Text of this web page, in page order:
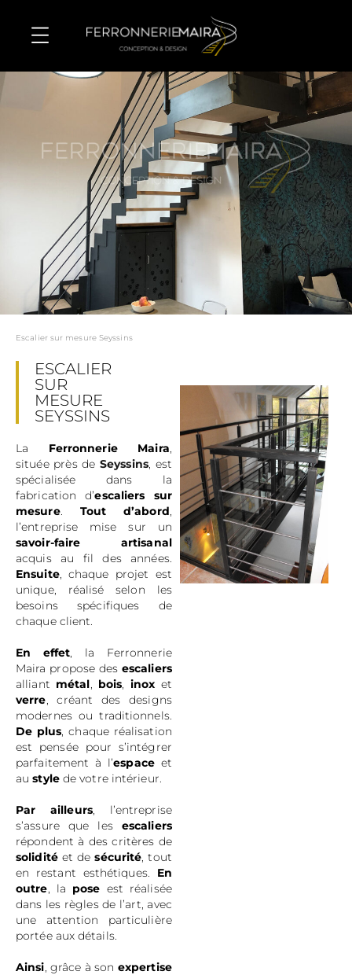
Escalier sur mesure Seyssins
ESCALIER
SUR
MESURE
SEYSSINS
La Ferronnerie Maira,
située près deSeyssins, est
spécialisée dans la
fabrication d’escaliers sur
mesure. Tout d’abord,
l’entreprise mise sur un
savoir-faire artisanal
acquis au fil des années.
Ensuite, chaque projet est
unique, réalisé selon les
besoins spécifiques de
chaque client.
En effet, la Ferronnerie
Maira propose des escaliers
alliant métal, bois, inox et
verre, créant des designs
modernes ou traditionnels.
De plus, chaque réalisation
est pensée pour s’intégrer
parfaitement à l’espaceet
austylede votre intérieur.
Par ailleurs, l’entreprise
s’assure que les escaliers
répondent à des critères de
soliditéet desécurité, tout
en restant esthétiques. En
outre, la pose est réalisée
dans les règles de l’art, avec
une attention particulière
portée aux détails.
Ainsi, grâce à son expertise